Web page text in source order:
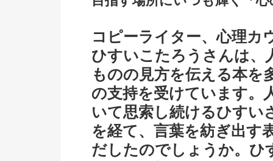
コピーライター、心理カ
ひすいこたろうさんは、
ものの見方を伝える本を
の支持を受けています。
いて思索し続けるひすい
を経て、言葉を紡ぎ出す
だしたのでしょうか。ひ